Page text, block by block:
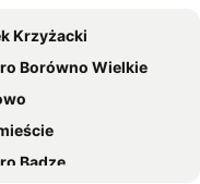
Krzyżacki
Borówno Wielkie
Bądze